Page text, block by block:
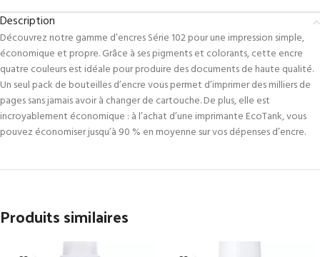
Description
Découvrez notre gamme d’encres Série 102 pour une impression simple,
économique et propre. Grâce à ses pigments et colorants, cette encre
quatre couleurs est idéale pour produire des documents de haute qualité.
Un seul pack de bouteilles d’encre vous permet d’imprimer des milliers de
pages sans jamais avoir à changer de cartouche. De plus, elle est
incroyablement économique : à l’achat d’une imprimante EcoTank, vous
pouvez économiser jusqu’à 90 % en moyenne sur vos dépenses d’encre.
Produits similaires